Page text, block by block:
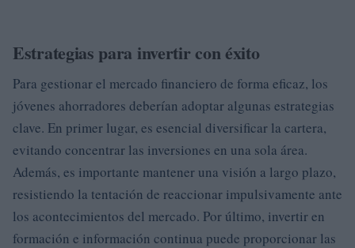
Estrategias para invertir con éxito
Para gestionar el mercado financiero de forma eficaz, los
jóvenes ahorradores deberían adoptar algunas estrategias
clave. En primer lugar, es esencial diversificar la cartera,
evitando concentrar las inversiones en una sola área.
Además, es importante mantener una visión a largo plazo,
resistiendo la tentación de reaccionar impulsivamente ante
los acontecimientos del mercado. Por último, invertir en
formación e información continua puede proporcionar las